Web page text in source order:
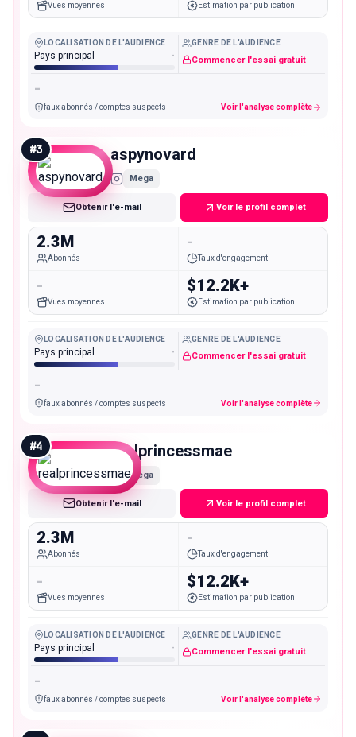
Vues moyennes Estimation par publication
LOCALISATION DE L'AUDIENCE
Pays principal -
GENRE DE L'AUDIENCE
Commencer l'essai gratuit
-
faux abonnés / comptes suspects Voir l'analyse complète
#3 aspynovard
Mega
Obtenir l'e-mail Voir le profil complet
2.3M
Abonnés
-
Taux d'engagement
-
Vues moyennes
$12.2K+
Estimation par publication
LOCALISATION DE L'AUDIENCE
Pays principal -
GENRE DE L'AUDIENCE
Commencer l'essai gratuit
-
faux abonnés / comptes suspects Voir l'analyse complète
#4 realprincessmae
Mega
Obtenir l'e-mail Voir le profil complet
2.3M
Abonnés
-
Taux d'engagement
-
Vues moyennes
$12.2K+
Estimation par publication
LOCALISATION DE L'AUDIENCE
Pays principal -
GENRE DE L'AUDIENCE
Commencer l'essai gratuit
-
faux abonnés / comptes suspects Voir l'analyse complète